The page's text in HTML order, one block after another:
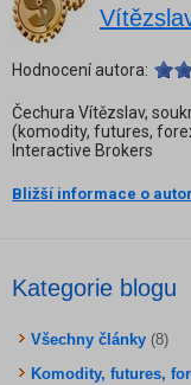
Hodnocení autora:
Čechura Vítězslav,
(komodity, futures,
Interactive Brokers
Bližší informace o
Kategorie blogu
Všechny články (8)
Komodity, futures,